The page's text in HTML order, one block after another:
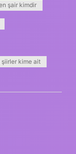
şair kimdir
kime ait